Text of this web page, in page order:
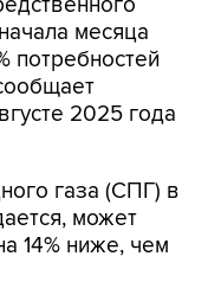
месяца
потребностей
2025 года
газа (СПГ) в
может
14% ниже, чем